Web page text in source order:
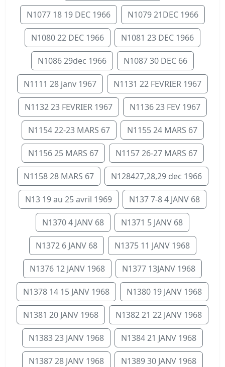
N1077 18 19 DEC 1966 N1079 21DEC 1966
N1080 22 DEC 1966 N1081 23 DEC 1966
N1086 29dec 1966 N1087 30 DEC 66
N1111 28 janv 1967 N1131 22 FEVRIER 1967
N1132 23 FEVRIER 1967 N1136 23 FEV 1967
N1154 22-23 MARS 67 N1155 24 MARS 67
N1156 25 MARS 67 N1157 26-27 MARS 67
N1158 28 MARS 67 N128427,28,29 dec 1966
N13 19 au 25 avril 1969 N137 7-8 4 JANV 68
N1370 4 JANV 68 N1371 5 JANV 68
N1372 6 JANV 68 N1375 11 JANV 1968
N1376 12 JANV 1968 N1377 13JANV 1968
N1378 14 15 JANV 1968 N1380 19 JANV 1968
N1381 20 JANV 1968 N1382 21 22 JANV 1968
N1383 23 JANV 1968 N1384 21 JANV 1968
N1387 28 JANV 1968 N1389 30 JANV 1968